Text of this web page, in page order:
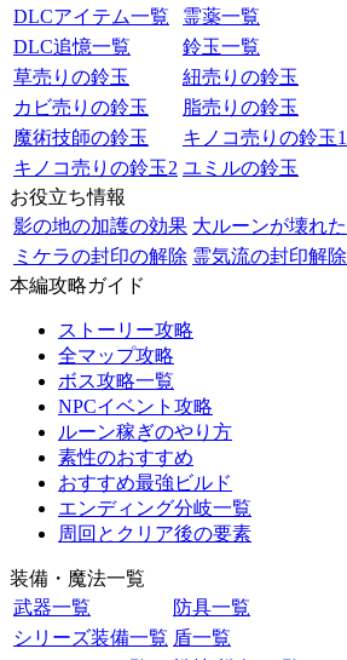
DLCアイテム一覧
霊薬一覧
DLC追憶一覧
鈴玉一覧
草売りの鈴玉
紐売りの鈴玉
カビ売りの鈴玉
脂売りの鈴玉
魔術技師の鈴玉
キノコ売りの鈴玉1
キノコ売りの鈴玉2 ユミルの鈴玉
お役立ち情報
影の地の加護の効果 大ルーンが壊れた
ミケラの封印の解除 霊気流の封印解除
本編攻略ガイド
ストーリー攻略
全マップ攻略
ボス攻略一覧
NPCイベント攻略
ルーン稼ぎのやり方
素性のおすすめ
おすすめ最強ビルド
エンディング分岐一覧
周回とクリア後の要素
装備・魔法一覧
武器一覧
防具一覧
シリーズ装備一覧 盾一覧